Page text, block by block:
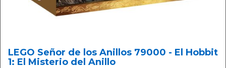
LEGO Señor de los Anillos 79000 - El Hobbit
1: El Misterio del Anillo